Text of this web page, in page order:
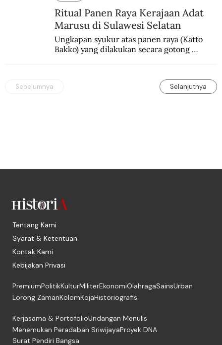
Ritual Panen Raya Kerajaan Adat
Marusu di Sulawesi Selatan
Ungkapan syukur atas panen raya (Katto
Bakko) yang dilakukan secara gotong
Sebelumnya Selanjutnya
Tentang Kami
Syarat & Ketentuan
Kontak Kami
Kebijakan Privasi
PremiumPolitikKulturMiliterEkonomiOlahragaSainsUrban
Lorong ZamanKolomKojaHistoriografis
Kerjasama & PortofolioUndangan Menulis
Menemukan Peradaban SriwijayaProyek DNA
Surat Pendiri Bangsa